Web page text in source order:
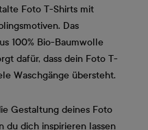
Foto T-Shirts mit
Das
100% Bio-Baumwolle
dafür, dass dein Foto T-
Waschgänge übersteht.
Gestaltung deines Foto
du dich inspirieren lassen